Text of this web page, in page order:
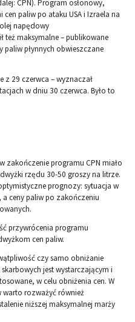
CPN). Program osłonowy,
paliw po ataku USA i Izraela na
napędowy
też maksymalne – publikowane
płynnych obwieszczane
z 29 czerwca – wyznaczał
w dniu 30 czerwca. Było to
zakończenie programu CPN miało
rzędu 30-50 groszy na litrze.
prognozy: sytuacja w
ceny paliw po zakończeniu
przywrócenia programu
cen paliw.
czy samo obniżanie
jest wystarczającym i
w celu obniżenia cen. W
warto rozważyć również
niższej maksymalnej marży